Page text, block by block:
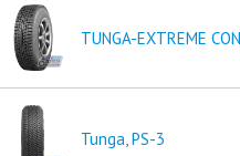
TUNGA-EXTREME
Tunga, PS-3